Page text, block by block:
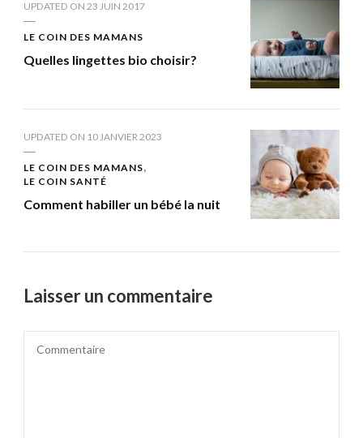
UPDATED ON 23 JUIN 2017
LE COIN DES MAMANS
Quelles lingettes bio choisir?
UPDATED ON 10 JANVIER 2023
LE COIN DES MAMANS
LE COIN SANTÉ
Comment habiller un bébé la nuit
Laisser un commentaire